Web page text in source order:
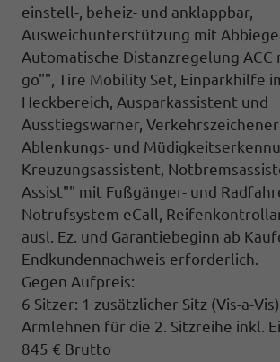
einstell-, beheiz- und anklappbar,
Ausweichunterstützung mit
Automatische Distanzregelung ACC
go"", Tire Mobility Set, Einparkhilfe
Heckbereich, Ausparkassistent und
Ausstiegswarner,
Ablenkungs- und
Kreuzungsassistent,
Assist"" mit Fußgänger- und
Notrufsystem eCall,
ausl. Ez. und Garantiebeginn ab
Endkundennachweis erforderlich.
Gegen Aufpreis:
6 Sitzer: 1 zusätzlicher Sitz (Vis-a-Vis)
Armlehnen für die 2. Sitzreihe inkl.
845 € Brutto